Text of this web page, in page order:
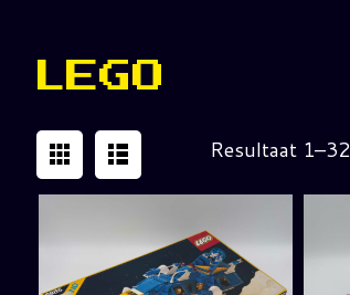
LEGO
Resultaat